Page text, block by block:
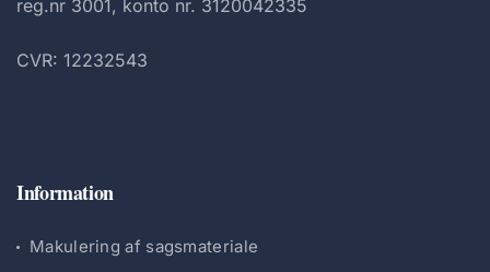
reg.nr 3001, konto nr. 3120042335
CVR: 12232543
Information
Makulering af sagsmateriale